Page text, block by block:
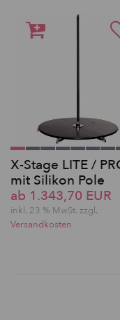
X-Stage LITE /
mit Silikon Pole
ab 1.343,70 EUR
inkl. 23 % MwSt. zzgl.
Versandkosten